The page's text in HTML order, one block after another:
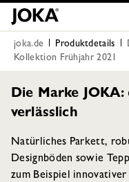
joka.de Produktdetails
Kollektion Frühjahr 2021
Die Marke JOKA:
verlässlich
Natürliches Parkett,
Designböden sowie
zum Beispiel